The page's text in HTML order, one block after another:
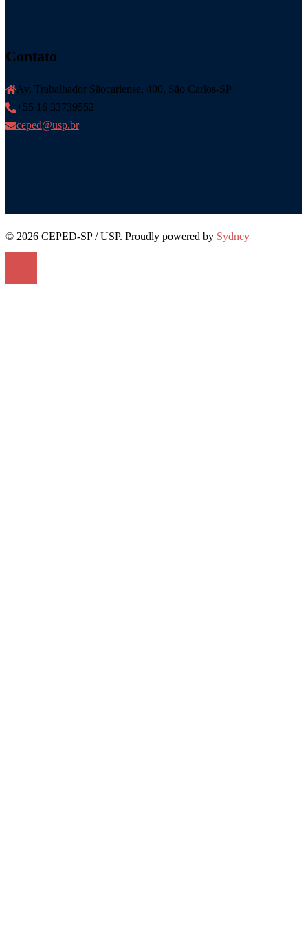
Contato
Av. Trabalhador Sãocarlense, 400, São Carlos-SP
+55 16 33739552
ceped@usp.br
© 2026 CEPED-SP / USP. Proudly powered by Sydney